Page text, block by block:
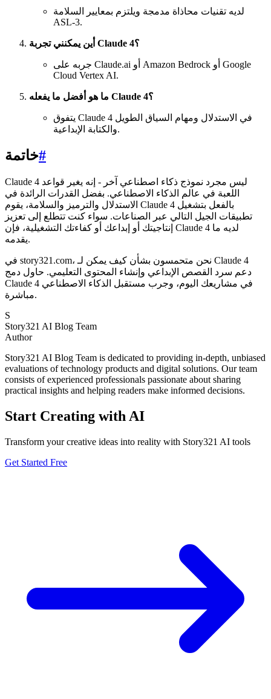
لديه تقنيات محاذاة مدمجة ويلتزم بمعايير السلامة
ASL-3.
أين يمكنني تجربة Claude 4؟
جربه على Claude.ai أو Amazon Bedrock أو Google
Cloud Vertex AI.
ما هو أفضل ما يفعله Claude 4؟
يتفوق Claude 4 في الاستدلال ومهام السياق الطويل
والكتابة الإبداعية.
خاتمة#
Claude 4 ليس مجرد نموذج ذكاء اصطناعي آخر - إنه يغير قواعد
اللعبة في عالم الذكاء الاصطناعي. بفضل القدرات الرائدة في
الاستدلال والترميز والسلامة، يقوم Claude 4 بالفعل بتشغيل
تطبيقات الجيل التالي عبر الصناعات. سواء كنت تتطلع إلى تعزيز
إنتاجيتك أو إبداعك أو كفاءتك التشغيلية، فإن Claude 4 لديه ما
يقدمه.
في story321.com، نحن متحمسون بشأن كيف يمكن لـ Claude 4
دعم سرد القصص الإبداعي وإنشاء المحتوى التعليمي. حاول دمج
Claude 4 في مشاريعك اليوم، وجرب مستقبل الذكاء الاصطناعي
مباشرة.
S
Story321 AI Blog Team
Author
Story321 AI Blog Team is dedicated to providing in-depth, unbiased
evaluations of technology products and digital solutions. Our team
consists of experienced professionals passionate about sharing
practical insights and helping readers make informed decisions.
Start Creating with AI
Transform your creative ideas into reality with Story321 AI tools
Get Started Free